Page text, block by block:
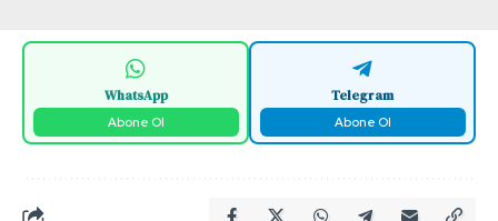
WhatsApp
Abone Ol
Telegram
Abone Ol